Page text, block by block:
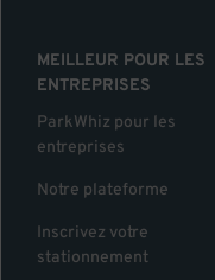
MEILLEUR POUR LES
ENTREPRISES
ParkWhiz pour les
entreprises
Notre plateforme
Inscrivez votre
stationnement